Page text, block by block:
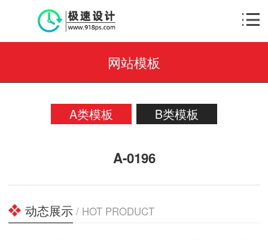
网站模板
A类模板 B类模板
A-0196
动态展示 / HOT PRODUCT